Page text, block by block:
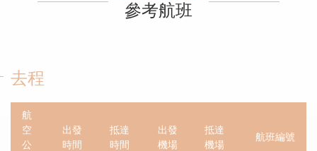
參考航班
去程
航
空
公
出發
時間
抵達
時間
出發
機場
抵達
機場
航班編號